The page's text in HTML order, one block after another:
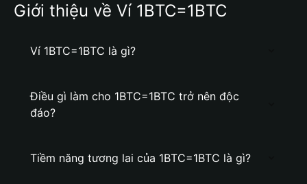
Giới thiệu về Ví 1BTC=1BTC
Ví 1BTC=1BTC là gì?
Điều gì làm cho 1BTC=1BTC trở nên độc
đáo?
Tiềm năng tương lai của 1BTC=1BTC là gì?